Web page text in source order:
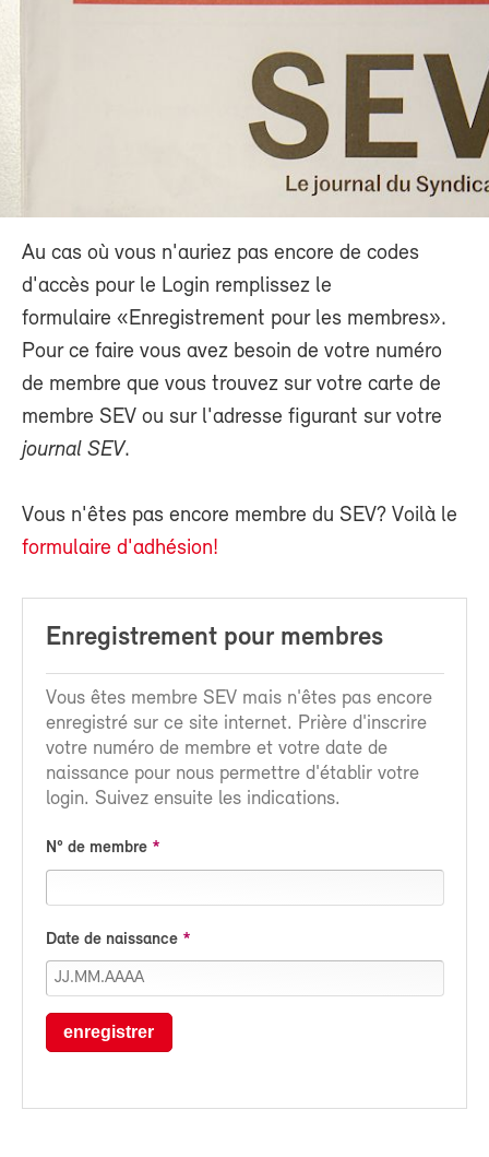
Au cas où vous n'auriez pas encore de codes
d'accès pour le Login remplissez le
formulaire «Enregistrement pour les membres».
Pour ce faire vous avez besoin de votre numéro
de membre que vous trouvez sur votre carte de
membre SEV ou sur l'adresse figurant sur votre
journal SEV.
Vous n'êtes pas encore membre du SEV? Voilà le
formulaire d'adhésion!
Enregistrement pour membres
Vous êtes membre SEV mais n'êtes pas encore
enregistré sur ce site internet. Prière d'inscrire
votre numéro de membre et votre date de
naissance pour nous permettre d'établir votre
login. Suivez ensuite les indications.
N° de membre
Date de naissance
enregistrer